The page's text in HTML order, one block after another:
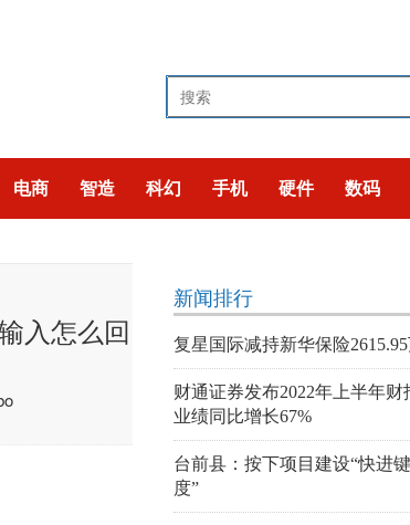
电商 智造 科幻 手机 硬件 数码
入怎么回
新闻排行
复星国际减持新华保险
财通证券发布2022年上半年财
业绩同比增长67%
台前县：按下项目建设“快进
度”